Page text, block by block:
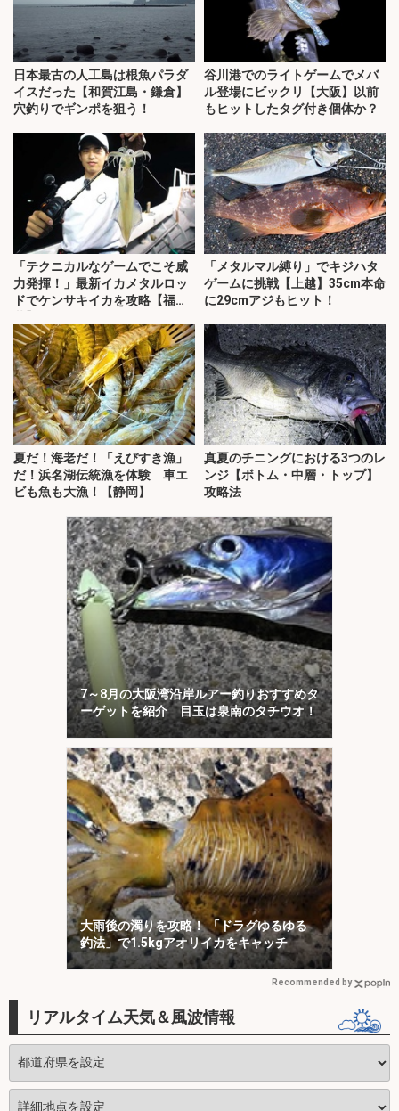
日本最古の人工島は根魚パラダ
イスだった【和賀江島・鎌倉】
穴釣りでギンポを狙う！
谷川港でのライトゲームでメバ
ル登場にビックリ【大阪】以前
もヒットしたタグ付き個体か？
「テクニカルなゲームでこそ威
力発揮！」最新イカメタルロッ
ドでケンサキイカを攻略【福
「メタルマル縛り」でキジハタ
ゲームに挑戦【上越】35cm本命
に29cmアジもヒット！
夏だ！海老だ！「えびすき漁」
だ！浜名湖伝統漁を体験 車エ
ビも魚も大漁！【静岡】
真夏のチニングにおける3つのレ
ンジ【ボトム・中層・トップ】
攻略法
7～8月の大阪湾沿岸ルアー釣りおすすめタ
ーゲットを紹介 目玉は泉南のタチウオ！
大雨後の濁りを攻略！ 「ドラグゆるゆる
釣法」で1.5kgアオリイカをキャッチ
Recommended by
リアルタイム天気＆風波情報